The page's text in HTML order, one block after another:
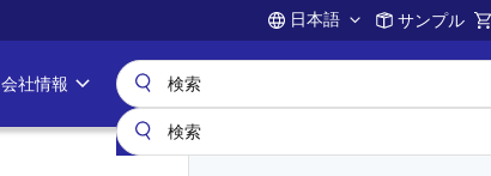
Account
日本語 サンプル
会社情報